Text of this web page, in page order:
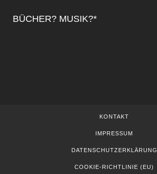
BÜCHER? MUSIK?*
KONTAKT
IMPRESSUM
DATENSCHUTZERKLÄRUNG
COOKIE-RICHTLINIE (EU)